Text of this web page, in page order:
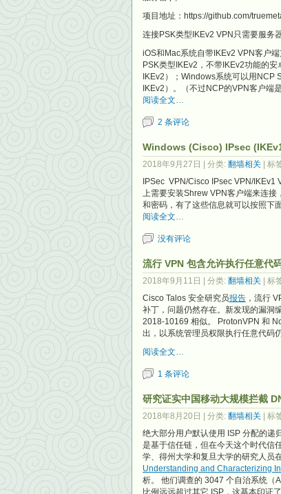
项目地址：https://github.com/
连接PSK类型IKEv2 VPN只需要服务
iOS和Mac系统自带IKEv2 VPN客户
PSK类型IKEv2，不带IKEv2功能的
IKEv2）；Windows系统可以用
IKEv2）。（不过NCP的VPN客户端
阅读全文…
2 条评论
Windows (Cisco) IPsec
2018年9月27日 | 分类: 翻墙相关 | 标
IPSec VPN/Cisco IPsec VPN/
上需要安装Shrew VPN客户端来连接
和密码，有了这些信息就可以按照下
阅读全文…
没有评论
流行 VPN 包含允许执行任意代
2018年9月11日 | 分类: 翻墙相关 | 标
Cisco Talos 安全研究员报告 ，流行
补丁，问题仍然存在。新发现的漏洞
2018-10169 相似。 ProtonVPN 和
出，以系统管理员权限执行任意代码
阅读全文…
1 条评论
研究证实中国移动大规模拦截
2018年8月20日 | 分类: 翻墙相关 | 标
绝大部分用户默认使用 ISP 分配的递
是基于信任链，但在今天这个时代信
学、得州大学和复旦大学的研究人员
Understanding and Characterizing
析。 他们调查的 3047 个自治系统（
比例远远超过其它 ISP，这基本印证